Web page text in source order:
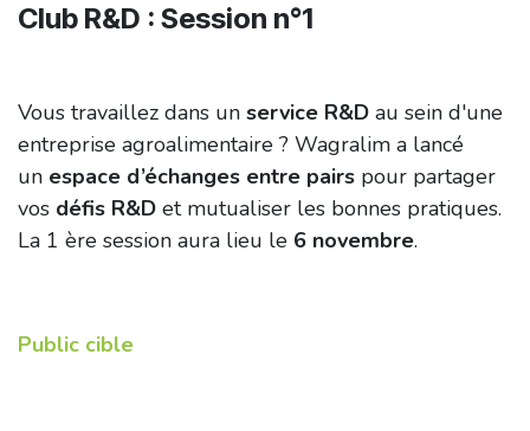
Club R&D : Session n°1
Vous travaillez dans un service R&D au sein d'une
entreprise agroalimentaire ? Wagralim a lancé
un espace d’échanges entre pairs pour partager
vos défis R&D et mutualiser les bonnes pratiques.
La 1 ère session aura lieu le 6 novembre.
Public cible